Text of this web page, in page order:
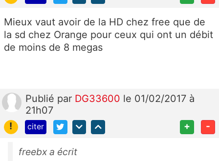
Mieux vaut avoir de la HD chez free que de
la sd chez Orange pour ceux qui ont un débit
de moins de 8 megas
Publié par DG33600 le 01/02/2017 à
21h07
!
citer + -
freebx a écrit